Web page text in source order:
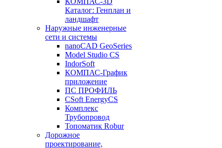
Каталог: Генплан и
ландшафт
Наружные инженерные
сети и системы
nanoCAD GeoSeries
Model Studio CS
IndorSoft
КОМПАС-График
приложение
ПС ПРОФИЛЬ
CSoft EnergyCS
Комплекс
Трубопровод
Топоматик Robur
Дорожное
проектирование,